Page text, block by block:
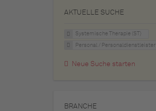
AKTUELLE SUCHE
Systemische Therapie (ST)
Personal / Personaldienstleister
Neue Suche starten
BRANCHE